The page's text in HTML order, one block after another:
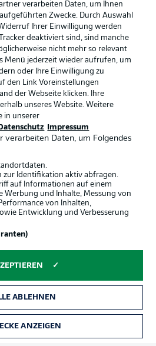
Nutzungsbedingungen
Kontakt
Impressum
AGB
verarbeiten Daten, um Ihnen
Zwecke. Durch Auswahl
Ihrer Einwilligung werden
deaktiviert sind, sind manche
nicht mehr so relevant
Menü jederzeit wieder aufrufen, um
oder Ihre Einwilligung zu
den Link Voreinstellungen
der Webseite klicken. Ihre
unseres Website. Weitere
in unserer
Datenschutz Impressum
verarbeiten Daten, um Folgendes
zur Identifikation aktiv abfragen.
auf Informationen auf einem
Werbung und Inhalte, Messung von
von Inhalten,
Entwicklung und Verbesserung
ABLEHNEN
ANZEIGEN